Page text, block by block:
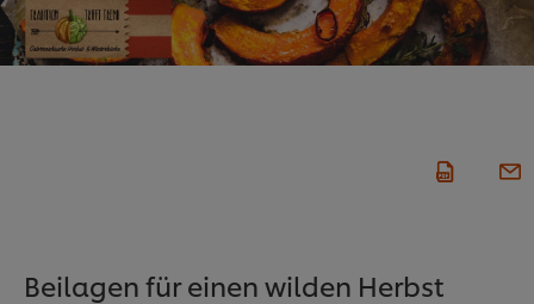
Beilagen für einen wilden Herbst